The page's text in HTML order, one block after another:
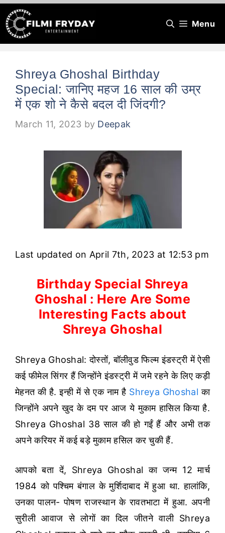
Skip
to
content
Menu
Shreya Ghoshal Birthday
Special: जानिए महज 16 साल की उम्र
में एक शो ने कैसे बदल दी जिंदगी?
March 11, 2023 by Deepak
Last updated on April 7th, 2023 at 12:53 pm
Birthday Special Shreya
Ghoshal : Here Are Some
Interesting Facts about
Shreya Ghoshal
Shreya Ghoshal: दोस्तों, बॉलीवुड फिल्म इंडस्ट्री में ऐसी
कई फीमेल सिंगर हैं जिन्होंने इंडस्ट्री में जमे रहने के लिए कड़ी
मेहनत की है. इन्ही में से एक नाम है Shreya Ghoshal का
जिन्होंने अपने खुद के दम पर आज ये मुकाम हासिल किया है.
Shreya Ghoshal 38 साल की हो गईं हैं और अभी तक
अपने करियर में कई बड़े मुकाम हसिल कर चुकी हैं.
आपको बता दें, Shreya Ghoshal का जन्म 12 मार्च
1984 को पश्चिम बंगाल के मुर्शिदाबाद में हुआ था. हालांकि,
उनका पालन- पोषण राजस्थान के रावतभाटा में हुआ. अपनी
सुरीली आवाज से लोगों का दिल जीतने वाली Shreya